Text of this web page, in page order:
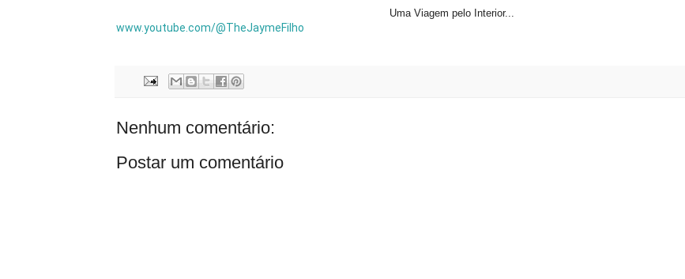
Uma Viagem pelo Interior...
www.youtube.com/@TheJaymeFilho
Nenhum comentário:
Postar um comentário